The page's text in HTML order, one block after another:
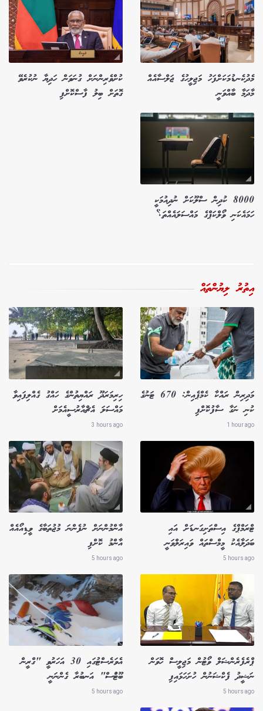
މެދުކެނޑުމަކަށްފަހު މަޖިލީހުގެ ޖަލްސާއެއް
މާދަމާ ބާއްވަނީ
ކުށްވެރިންނަށް ގުނަވަން ހަދިޔާ ނުކުރެވޭ
ގޮތަށް ބިލު ފާސްކޮށްފި
8000 ކުދިން ސްލޫކަށް ނުދިއުމަކީ
ހަމައެކަނި ވޯލްކަޕްގެ މައްސަލައެއްތަ؟
އިތުރު ލިޔުންތައް
މަދިރިން ރައްކާ ކެމްޕެއިން: 670 ޓަނުގެ
ކުނި ނަގާ ސާފުކޮށްފި
1 hour ago
ހިރިމަރަދޫ ރައްޔިތުންގެ ހައްގު ގެއްލިފައިވާ
މައްސަލަ އެޗްއާރުސީއެމަށް
3 hours ago
ޓްރަމްޕްގެ އިސްތަށިގަނޑަށް އައި
ބަދަލާއެކު މީމްސްތައް ވައިރަލްވަނީ
5 hours ago
އާންމުންނަށް ނުފެންނަ މުޖުތަބާގެ ވީޑިއޯއެއް
އާންމު ކޮށްފި
5 hours ago
ޕްރެފެރެންޝަލް ވޯޓުން މަޖިލީސް ހޮވަން
ނަޝީދު ފެކްޝަނުން ހުށަހަޅައިފި
5 hours ago
އެވަރެސްޓުގައި 30 އަހަރުވީ "ގްރީން
ބޫޓުްސް" އަނބުރާ ގެންނަނީ
5 hours ago